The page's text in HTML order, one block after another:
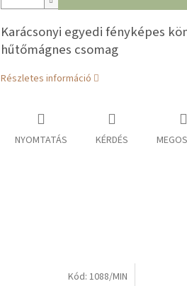
Karácsonyi egyedi fényképes
hűtőmágnes csomag
Részletes információ
NYOMTATÁS KÉRDÉS
Kód:1088/MIN